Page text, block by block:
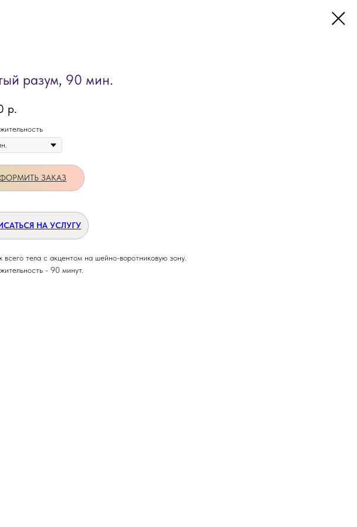
разум, 90 мин.
р.
ЗАКАЗ
НА УСЛУГУ
тела с акцентом на шейно-воротниковую зону.
- 90 минут.